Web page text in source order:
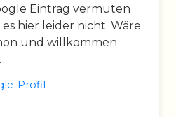
Eintrag vermuten
es hier leider nicht. Wäre
und willkommen
Profil